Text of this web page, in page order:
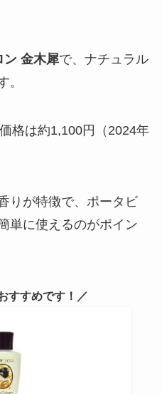
ン 金木犀で、ナチュラル
。
格は約1,100円（2024年
りが特徴で、ポータビ
単に使えるのがポイン
すすめです！／